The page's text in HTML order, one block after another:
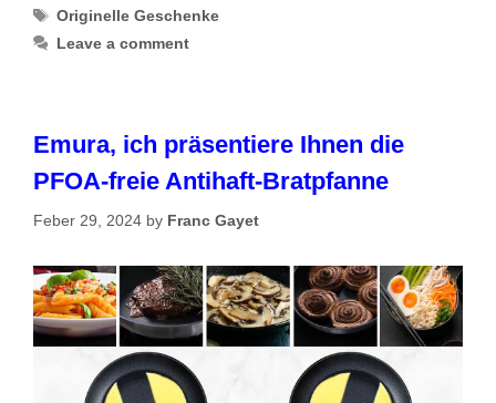
Tags
Originelle Geschenke
Leave a comment
Emura, ich präsentiere Ihnen die
PFOA-freie Antihaft-Bratpfanne
Feber 29, 2024 by Franc Gayet